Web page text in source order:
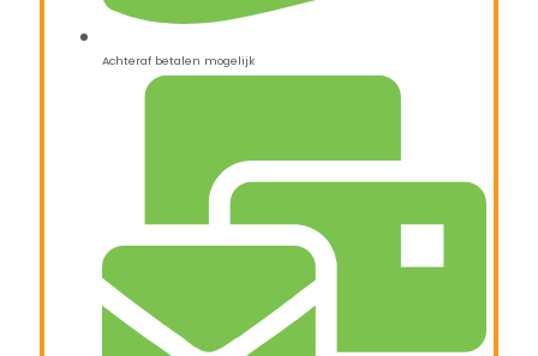
Achteraf betalen mogelijk